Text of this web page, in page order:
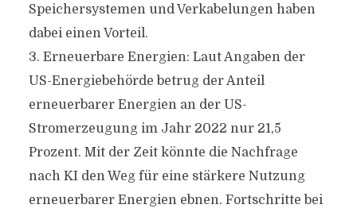
Speichersystemen und Verkabelungen haben
dabei einen Vorteil.
3. Erneuerbare Energien: Laut Angaben der
US-Energiebehörde betrug der Anteil
erneuerbarer Energien an der US-
Stromerzeugung im Jahr 2022 nur 21,5
Prozent. Mit der Zeit könnte die Nachfrage
nach KI den Weg für eine stärkere Nutzung
erneuerbarer Energien ebnen. Fortschritte bei